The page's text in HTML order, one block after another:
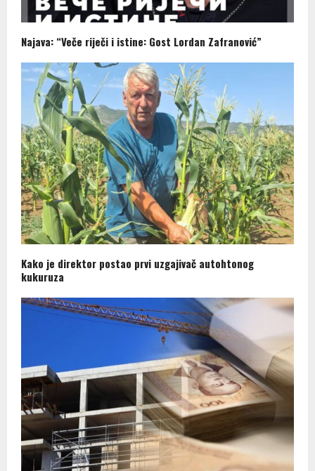
Najava: “Veče riječi i istine: Gost Lordan Zafranović”
Kako je direktor postao prvi uzgajivač autohtonog
kukuruza